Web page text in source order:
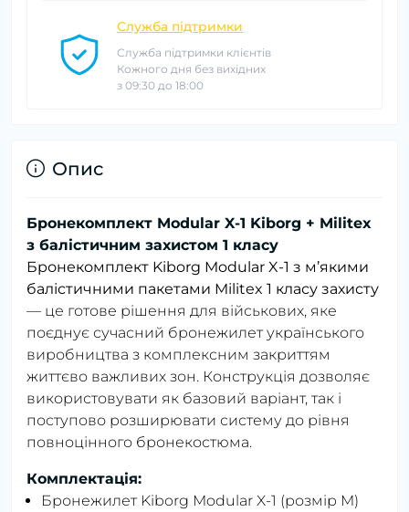
Служба підтримки
Служба підтримки клієнтів
Кожного дня без вихідних
з 09:30 до 18:00
Опис
Бронекомплект Modular X-1 Kiborg + Militex
з балістичним захистом 1 класу
Бронекомплект Kiborg Modular X-1 з м’якими
балістичними пакетами Militex 1 класу захисту
— це готове рішення для військових, яке
поєднує сучасний бронежилет українського
виробництва з комплексним закриттям
життєво важливих зон. Конструкція дозволяє
використовувати як базовий варіант, так і
поступово розширювати систему до рівня
повноцінного бронекостюма.
Комплектація:
Бронежилет Kiborg Modular X-1 (розмір M)